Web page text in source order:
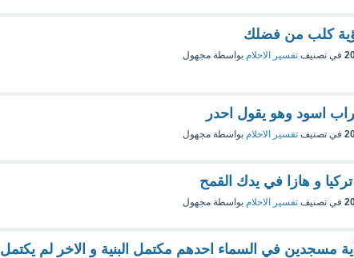
كلب من فضلك
في تصنيف تفسير الاحلام بواسطة مجهول
اسود وهو يقول احدر
في تصنيف تفسير الاحلام بواسطة مجهول
و هازا في يدك القمح
في تصنيف تفسير الاحلام بواسطة مجهول
مسجدين في السماء احدهم مكتمل البنية و الاخر لم يكتمل